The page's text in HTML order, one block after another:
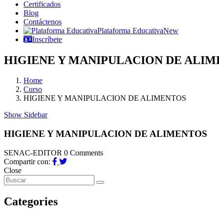
Certificados
Blog
Contáctenos
Plataforma EducativaNew
Inscríbete
HIGIENE Y MANIPULACION DE
Home
Curso
HIGIENE Y MANIPULACION DE ALIMENTOS
Show Sidebar
HIGIENE Y MANIPULACION DE ALIMENTOS
SENAC-EDITOR 0 Comments
Compartir con:
Close
Categories